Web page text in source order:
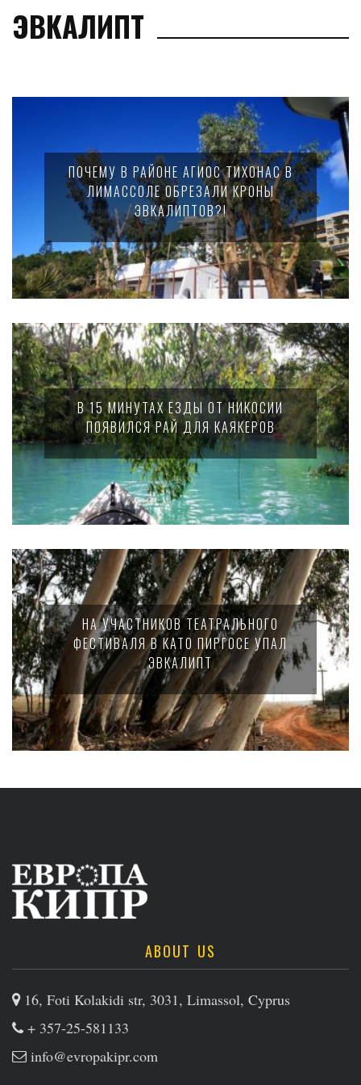
ЭВКАЛИПТ
ПОЧЕМУ В РАЙОНЕ АГИОС ТИХОНАС В
ЛИМАССОЛЕ ОБРЕЗАЛИ КРОНЫ
ЭВКАЛИПТОВ?!
В 15 МИНУТАХ ЕЗДЫ ОТ НИКОСИИ
ПОЯВИЛСЯ РАЙ ДЛЯ КАЯКЕРОВ
НА УЧАСТНИКОВ ТЕАТРАЛЬНОГО
ФЕСТИВАЛЯ В КАТО ПИРГОСЕ УПАЛ
ЭВКАЛИПТ
ABOUT US
16, Foti Kolakidi str, 3031, Limassol, Cyprus
+ 357-25-581133
info@evropakipr.com